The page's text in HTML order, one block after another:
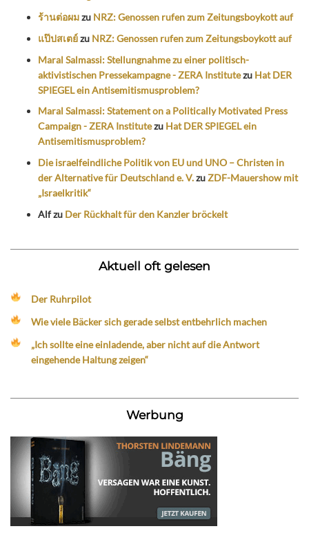
ร้านต่อผมzu NRZ: Genossen rufen zum Zeitungsboykott auf
แป๊ปสเตย์zu NRZ: Genossen rufen zum Zeitungsboykott auf
Maral Salmassi: Stellungnahme zu einer politisch-
aktivistischen Pressekampagne - ZERA Institutezu Hat DER
SPIEGEL ein Antisemitismusproblem?
Maral Salmassi: Statement on a Politically Motivated Press
Campaign - ZERA Institutezu Hat DER SPIEGEL ein
Antisemitismusproblem?
Die israelfeindliche Politik von EU und UNO – Christen in
der Alternative für Deutschland e. V.zuZDF-Mauershow mit
„Israelkritik“
Alfzu Der Rückhalt für den Kanzler bröckelt
Aktuell oft gelesen
Der Ruhrpilot
Wie viele Bäcker sich gerade selbst entbehrlich machen
„Ich sollte eine einladende, aber nicht auf die Antwort
eingehende Haltung zeigen“
Werbung